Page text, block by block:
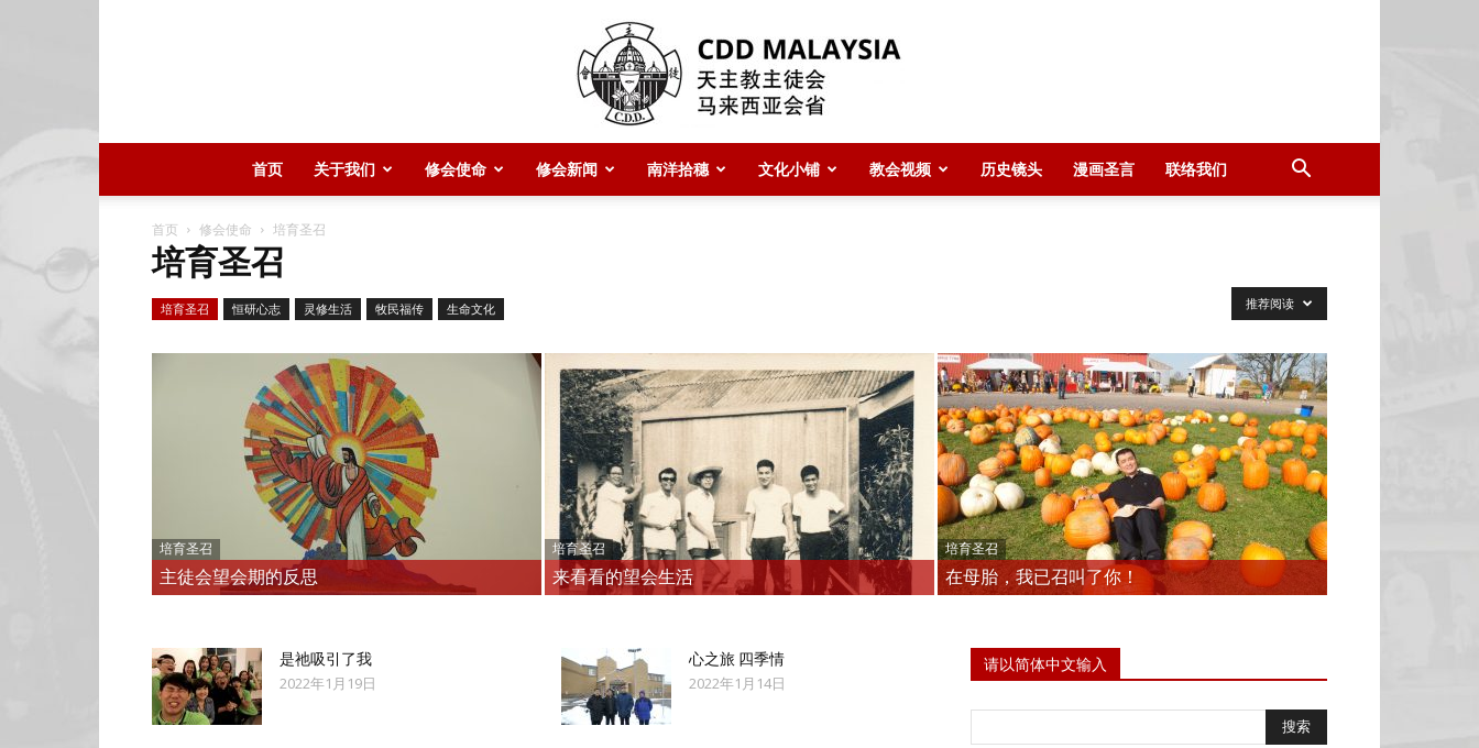
CDD
主
首页 关于我们 修会使命 修会新闻 南洋拾穗 文化小铺 教会视频 历史镜头 漫画圣言 联络我们
首页 修会使命 培育圣召
培育圣召
培育圣召 恒研心志 灵修生活 牧民福传 生命文化 推荐阅读
培育圣召
主徒会望会期的反思
培育圣召
来看看的望会生活
培育圣召
在母胎，我已召叫了你！
是祂吸引了我
2022年1月19日
心之旅 四季情
2022年1月14日
请以简体中文输入